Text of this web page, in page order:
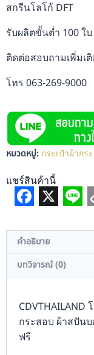
สกรีนโลโก้ DFT
รับผลิตขั้นต่ำ 100 ใบ
ติดต่อสอบถามเพิ่มเ
โทร 063-269-9000
หมวดหมู่: กระเป๋าผ้ากร
แชร์สินค้านี้
X
คำอธิบาย
บทวิจารณ์ (0)
CDVTHAILAND
กระสอบ ผ้าสปัน
ฟรี